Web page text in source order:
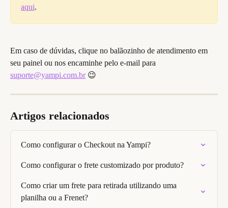
aqui.
Em caso de dúvidas, clique no balãozinho de atendimento em
seu painel ou nos encaminhe pelo e-mail para
suporte@yampi.com.br 😉
Artigos relacionados
Como configurar o Checkout na Yampi?
Como configurar o frete customizado por produto?
Como criar um frete para retirada utilizando uma
planilha ou a Frenet?